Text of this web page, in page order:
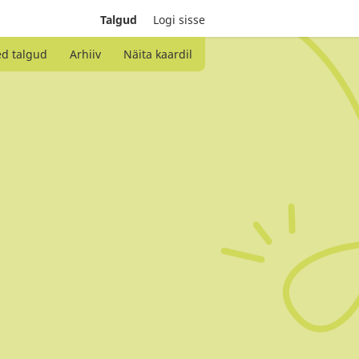
Talgud Logi sisse
talgud Arhiiv Näita kaardil